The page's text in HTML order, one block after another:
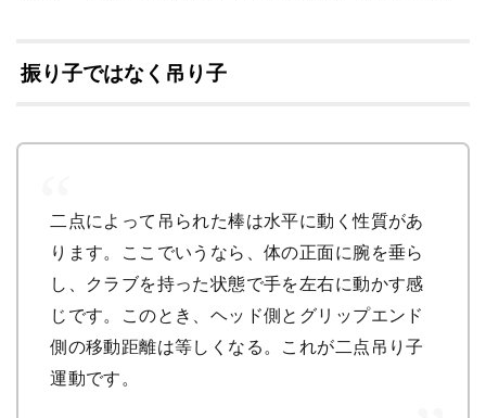
振り子ではなく吊り子
二点によって吊られた棒は水平に動く性質があ
ります。ここでいうなら、体の正面に腕を垂ら
し、クラブを持った状態で手を左右に動かす感
じです。このとき、ヘッド側とグリップエンド
側の移動距離は等しくなる。これが二点吊り子
運動です。